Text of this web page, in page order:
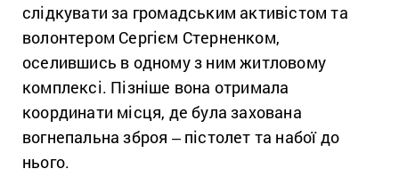
слідкувати за громадським активістом та
волонтером Сергієм Стерненком,
оселившись в одному з ним житловому
комплексі. Пізніше вона отримала
координати місця, де була захована
вогнепальна зброя ‒ пістолет та набої до
нього.